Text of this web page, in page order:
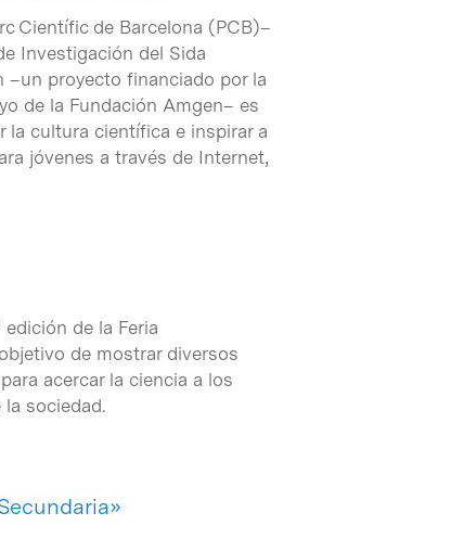
Científic de Barcelona (PCB)–
Investigación del Sida
–un proyecto financiado por la
de la Fundación Amgen– es
la cultura científica e inspirar a
jóvenes a través de Internet,
de la Feria
de mostrar diversos
acercar la ciencia a los
sociedad.